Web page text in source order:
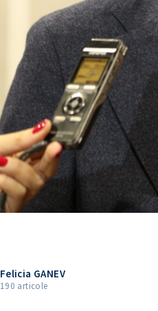
Felicia GANEV
190 articole